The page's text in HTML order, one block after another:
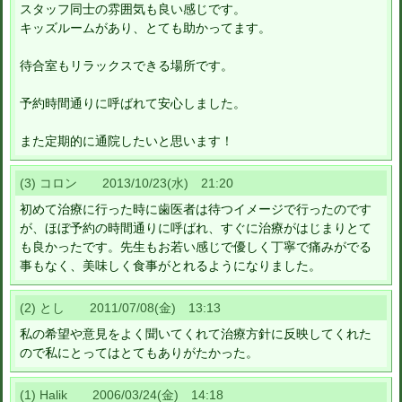
スタッフ同士の雰囲気も良い感じです。
キッズルームがあり、とても助かってます。
待合室もリラックスできる場所です。
予約時間通りに呼ばれて安心しました。
また定期的に通院したいと思います！
(3) コロン 2013/10/23(水) 21:20
初めて治療に行った時に歯医者は待つイメージで行ったのです
が、ほぼ予約の時間通りに呼ばれ、すぐに治療がはじまりとて
も良かったです。先生もお若い感じで優しく丁寧で痛みがでる
事もなく、美味しく食事がとれるようになりました。
(2) とし 2011/07/08(金) 13:13
私の希望や意見をよく聞いてくれて治療方針に反映してくれた
ので私にとってはとてもありがたかった。
(1) Halik 2006/03/24(金) 14:18